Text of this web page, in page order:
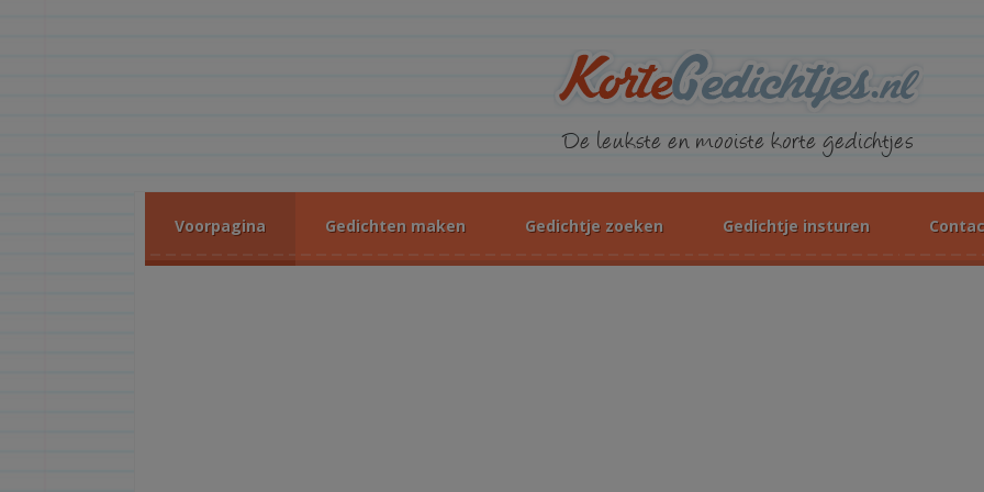
De leukste en mooiste korte gedichtjes
Voorpagina Gedichten maken Gedichtje zoeken Gedichtje insturen